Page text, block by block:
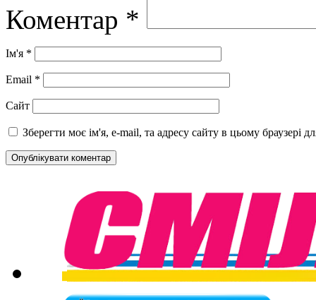
Коментар *
Ім'я *
Email *
Сайт
Зберегти моє ім'я, e-mail, та адресу сайту в цьому браузері